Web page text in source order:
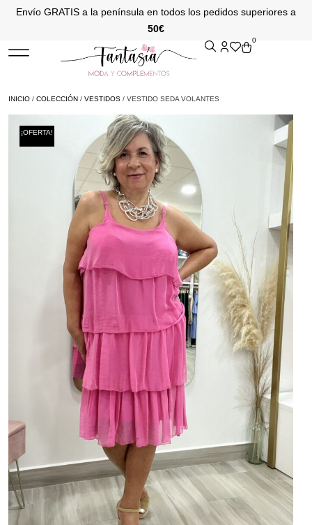
Envío GRATIS a la península en todos los pedidos superiores a
50€
0
INICIO / COLECCIÓN / VESTIDOS / VESTIDO SEDA VOLANTES
¡OFERTA!